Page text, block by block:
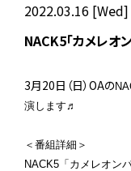
2022.03.16 [Wed]
NACK5「カメレオ
3月20日（日）OAの
演します♬
＜番組詳細＞
NACK5「カメレオン